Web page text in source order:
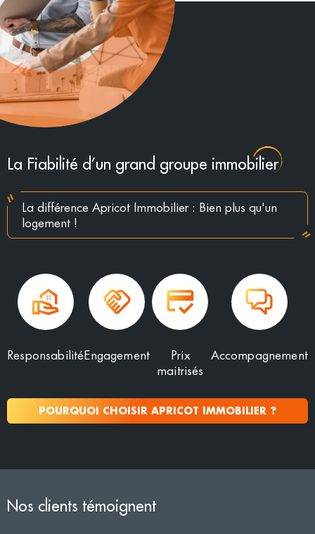
La Fiabilité d’un grand groupe immobilier
La différence Apricot Immobilier : Bien plus qu'un
logement !
ResponsabilitéEngagement
Prix
maitrisés
Accompagnement
POURQUOI CHOISIR APRICOT IMMOBILIER ?
Nos clients témoignent